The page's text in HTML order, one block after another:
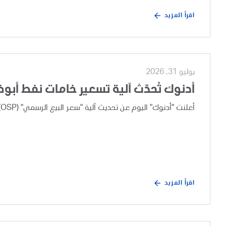
اقرأ المزيد
يوليو 31, 2026
أدنوك تُحدّث آلية تسعير خامات نفط
أعلنت "أدنوك" اليوم عن تحديث آلية "سعر البيع الرسمي" (OSP) لخامات نفط أبوظبي، وذلك بعد إجراء مراجعة تجارية دورية.
اقرأ المزيد